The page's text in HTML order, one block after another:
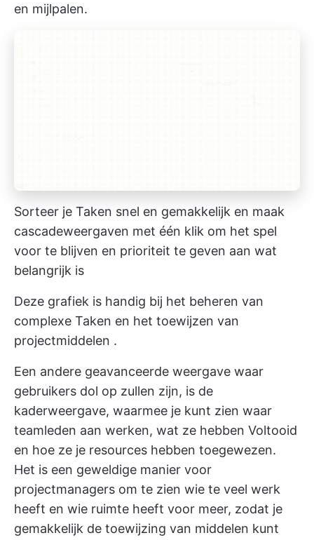
en mijlpalen.
Sorteer je Taken snel en gemakkelijk en maak
cascadeweergaven met één klik om het spel
voor te blijven en prioriteit te geven aan wat
belangrijk is
Deze grafiek is handig bij het beheren van
complexe Taken en het toewijzen van
projectmiddelen .
Een andere geavanceerde weergave waar
gebruikers dol op zullen zijn, is de
kaderweergave, waarmee je kunt zien waar
teamleden aan werken, wat ze hebben Voltooid
en hoe ze je resources hebben toegewezen.
Het is een geweldige manier voor
projectmanagers om te zien wie te veel werk
heeft en wie ruimte heeft voor meer, zodat je
gemakkelijk de toewijzing van middelen kunt